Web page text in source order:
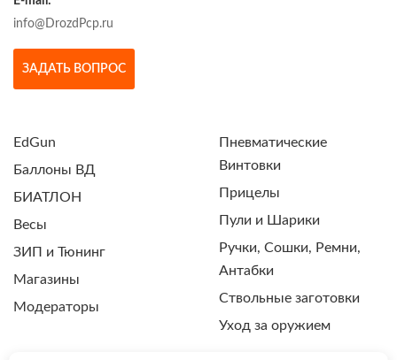
info@DrozdPcp.ru
ЗАДАТЬ ВОПРОС
EdGun
Баллоны ВД
БИАТЛОН
Весы
ЗИП и Тюнинг
Магазины
Модераторы
Пневматические
Винтовки
Прицелы
Пули и Шарики
Ручки, Сошки, Ремни,
Антабки
Ствольные заготовки
Уход за оружием